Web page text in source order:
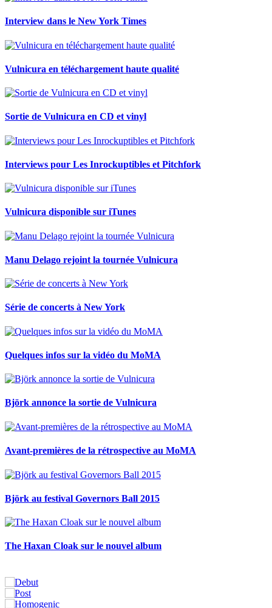
Interview dans le New York Times
Vulnicura en téléchargement haute qualité
Sortie de Vulnicura en CD et vinyl
Interviews pour Les Inrockuptibles et Pitchfork
Vulnicura disponible sur iTunes
Manu Delago rejoint la tournée Vulnicura
Série de concerts à New York
Quelques infos sur la vidéo du MoMA
Björk annonce la sortie de Vulnicura
Avant-premières de la rétrospective au MoMA
Björk au festival Governors Ball 2015
The Haxan Cloak sur le nouvel album